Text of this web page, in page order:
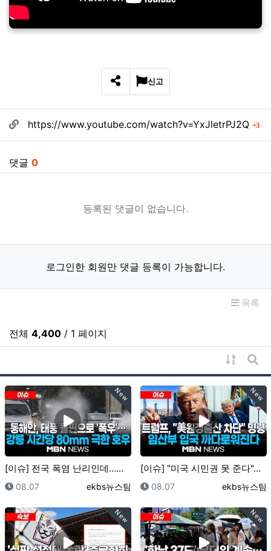
SNS 공유
신고
관련자료
https://www.youtube.com/watch?v=YxJletrPJ2Q 3회
댓글 0
등록된 댓글이 없습니다.
로그인한 회원만 댓글 등록이 가능합니다.
목록
전체 4,400 / 1 페이지
게시물
게
New
[이슈] 전국 폭염 난리인데…동해안, 태풍 돌핀으로 '…
등록일
08.07 등록자
ekbs뉴스팀
New
[이슈] "미국 시민권 못 준다"…트럼프, '원정 출산…
등록일
08.07 등록자
ekbs뉴스팀
New New